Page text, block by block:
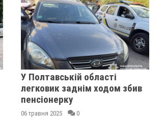
У Полтавській області
легковик заднім ходом збив
пенсіонерку
06 травня 2025 0